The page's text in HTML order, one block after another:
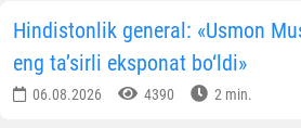
Hindistonlik general: «Usmon
eng ta’sirli eksponat bo‘ldi»
06.08.2026 4390 2 min.